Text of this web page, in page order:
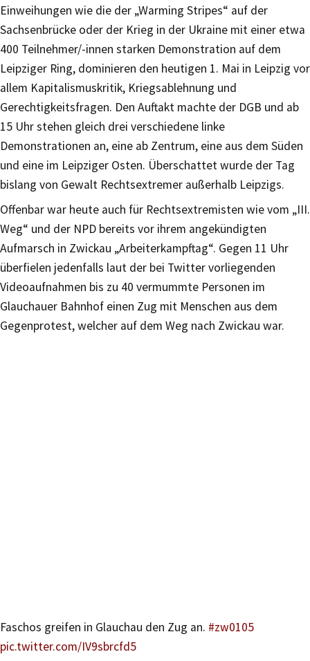
Einweihungen wie die der „Warming Stripes“ auf der
Sachsenbrücke oder der Krieg in der Ukraine mit einer etwa
400 Teilnehmer/-innen starken Demonstration auf dem
Leipziger Ring, dominieren den heutigen 1. Mai in Leipzig vor
allem Kapitalismuskritik, Kriegsablehnung und
Gerechtigkeitsfragen. Den Auftakt machte der DGB und ab
15 Uhr stehen gleich drei verschiedene linke
Demonstrationen an, eine ab Zentrum, eine aus dem Süden
und eine im Leipziger Osten. Überschattet wurde der Tag
bislang von Gewalt Rechtsextremer außerhalb Leipzigs.
Offenbar war heute auch für Rechtsextremisten wie vom „III.
Weg“ und der NPD bereits vor ihrem angekündigten
Aufmarsch in Zwickau „Arbeiterkampftag“. Gegen 11 Uhr
überfielen jedenfalls laut der bei Twitter vorliegenden
Videoaufnahmen bis zu 40 vermummte Personen im
Glauchauer Bahnhof einen Zug mit Menschen aus dem
Gegenprotest, welcher auf dem Weg nach Zwickau war.
Faschos greifen in Glauchau den Zug an. #zw0105
pic.twitter.com/IV9sbrcfd5